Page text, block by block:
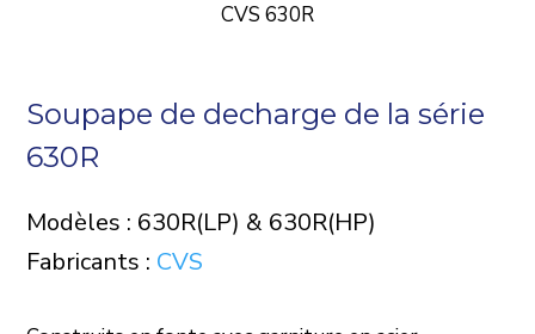
CVS 630R
Soupape de decharge de la série
630R
Modèles : 630R(LP) & 630R(HP)
Fabricants : CVS